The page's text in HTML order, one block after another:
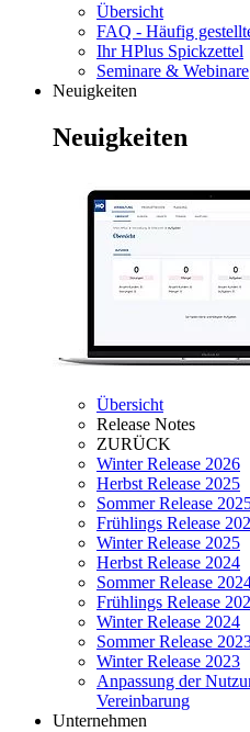
Übersicht
FAQ - Häufig
Ihr HPlus Spickzettel
Seminare & Webinare
Neuigkeiten
Neuigkeiten
Übersicht
Release Notes
ZURÜCK
Winter Release 2026
Herbst Release 2025
Sommer Release
Frühlings Release
Winter Release 2025
Herbst Release 2024
Sommer Release
Frühlings Release
Winter Release 2024
Sommer Release
Winter Release 2023
Anpassung der
Vereinbarung
Unternehmen